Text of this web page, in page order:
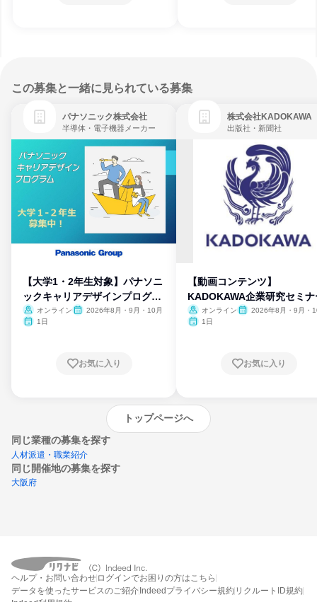
この募集と一緒に見られている募集
パナソニック株式会社
半導体・電子機器メーカー
【大学1・2年生対象】パナソニ
ックキャリアデザインプログラ
ム
オンライン
2026年8月・9月・10月
1日
お気に入り
株式会社KADOKAWA
出版社・新聞社
【動画コンテンツ】
KADOKAWA企業研究セミナ
オンライン
2026年8月・9月・
1日
お気に入り
トップページへ
同じ業種の募集を探す
人材派遣・職業紹介
同じ開催地の募集を探す
大阪府
締切：なし
ヘルプ・お問い合わせ ログインでお困りの方はこちら
データを使ったサービスのご紹介 Indeedプライバシー規約 リクルートID規約